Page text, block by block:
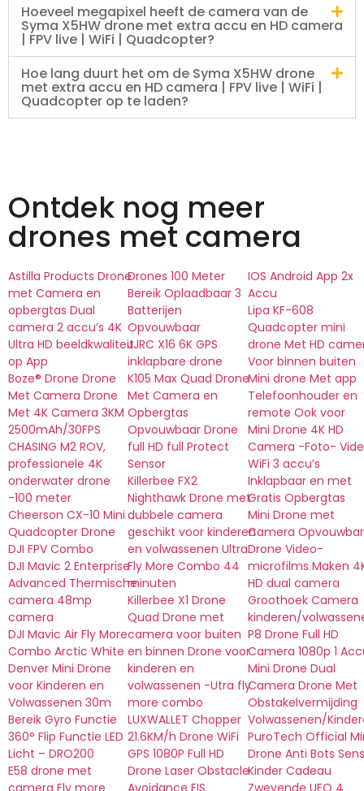
Hoeveel megapixel heeft de camera van de
Syma X5HW drone met extra accu en HD camera
| FPV live | WiFi | Quadcopter?
Hoe lang duurt het om de Syma X5HW drone
met extra accu en HD camera | FPV live | WiFi |
Quadcopter op te laden?
Ontdek nog meer
drones met camera
Astilla Products Drone
met Camera en
opbergtas Dual
camera 2 accu’s 4K
Ultra HD beeldkwaliteit
op App
Boze® Drone Drone
Met Camera Drone
Met 4K Camera 3KM
2500mAh/30FPS
CHASING M2 ROV,
professionele 4K
onderwater drone
-100 meter
Cheerson CX-10 Mini
Quadcopter Drone
DJI FPV Combo
DJI Mavic 2 Enterprise
Advanced Thermische
camera 48mp
camera
DJI Mavic Air Fly More
Combo Arctic White
Denver Mini Drone
voor Kinderen en
Volwassenen 30m
Bereik Gyro Functie
360° Flip Functie LED
Licht – DRO200
E58 drone met
Drones 100 Meter
Bereik Oplaadbaar 3
Batterijen
Opvouwbaar
JJRC X16 6K GPS
inklapbare drone
K105 Max Quad Drone
Met Camera en
Opbergtas
Opvouwbaar Drone
full HD full Protect
Sensor
Killerbee FX2
Nighthawk Drone met
dubbele camera
geschikt voor kinderen
en volwassenen Ultra
Fly More Combo 44
minuten
Killerbee X1 Drone
Quad Drone met
camera voor buiten
en binnen Drone voor
kinderen en
volwassenen -Utra fly
more combo
LUXWALLET Chopper
21.6KM/h Drone WiFi
GPS 1080P Full HD
Drone Laser Obstacle
IOS Android App 2x
Accu
Lipa KF-608
Quadcopter mini
drone Met HD
Voor binnen buiten
Mini drone Met app
Telefoonhouder en
remote Ook voor
Mini Drone 4K HD
Camera -Foto-
WiFi 3 accu’s
Inklapbaar en met
Gratis Opbergtas
Mini Drone met
Camera
Drone Video-
microfilms Maken
HD dual camera
Groothoek Camera
kinderen/
P8 Drone Full HD
Camera 1080p 1
Mini Drone Dual
Camera Drone Met
Obstakelvermijding
Volwassenen/
PuroTech Official
Drone Anti Bots
Kinder Cadeau